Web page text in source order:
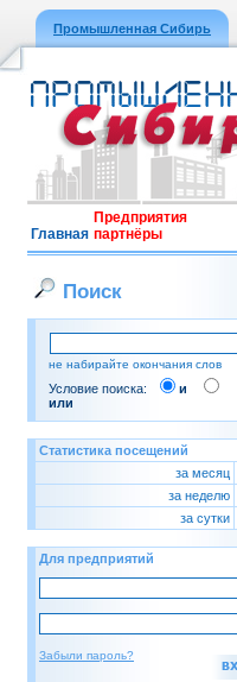
Промышленная Сибирь
Главная
Предприятия
партнёры
Поиск
не набирайте окончания слов
Условие поиска:
и
или
Статистика посещений
за месяц
за неделю
за сутки
Для предприятий
Забыли пароль?